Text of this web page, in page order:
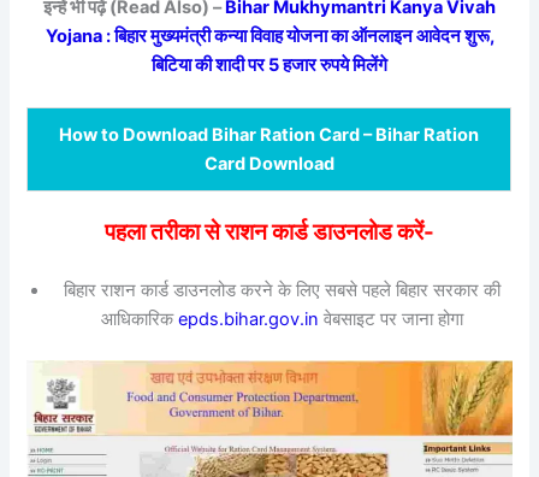
इन्हें भी पढ़ें (Read Also) –Bihar Mukhymantri Kanya Vivah
Yojana : बिहार मुख्यमंत्री कन्या विवाह योजना का ऑनलाइन आवेदन शुरू,
बिटिया की शादी पर 5 हजार रुपये मिलेंगे
How to Download Bihar Ration Card – Bihar Ration
Card Download
पहला तरीका से राशन कार्ड डाउनलोड करें-
बिहार राशन कार्ड डाउनलोड करने के लिए सबसे पहले बिहार सरकार की
आधिकारिकepds.bihar.gov.in वेबसाइट पर जाना होगा